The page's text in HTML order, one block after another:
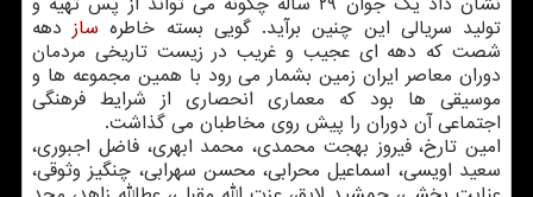
تولید سریالی این چنین برآید. گویی بسته خاطره ساز دهه
شصت که دهه ای عجیب و غریب در زیست تاریخی مردمان
دوران معاصر ایران زمین بشمار می رود با همین مجموعه ها و
موسیقی ها بود که معماری انحصاری از شرایط فرهنگی
اجتماعی آن دوران را پیش روی مخاطبان می گذاشت.
امین تارخ، فیروز بهجت محمدی، محمد ابهری، فاضل اجبوری،
سعید اویسی، اسماعیل محرابی، محسن سهرابی، چنگیز وثوقی،